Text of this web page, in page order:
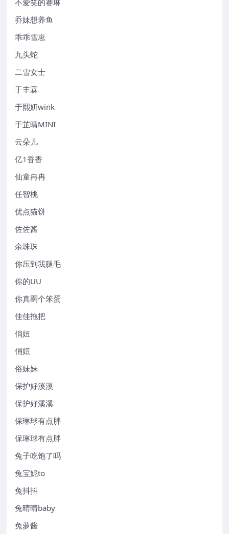
乔妹想养鱼
乖乖雪崽
九头蛇
二雪女士
于丰霖
于熙妍wink
于芷晴MINI
云朵儿
亿1香香
仙童冉冉
任智桃
优点猫饼
佐佐酱
余珠珠
你压到我腿毛
你的UU
你真嗣个笨蛋
佳佳拖把
俏妞
俏妞
俗妹妹
保护好溪溪
保护好溪溪
保琳球有点胖
保琳球有点胖
兔子吃饱了吗
兔宝妮to
兔抖抖
兔晴晴baby
兔萝酱